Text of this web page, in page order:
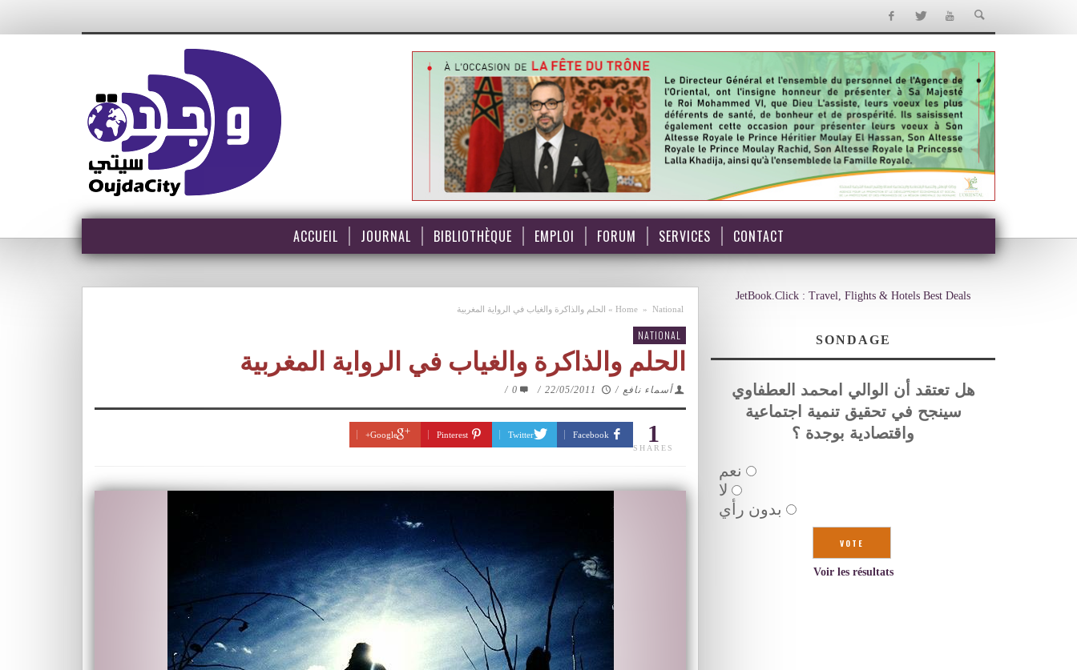
ACCUEIL JOURNAL BIBLIOTHÈQUE EMPLOI FORUM SERVICES CONTACT
Home » National
» الحلم والذاكرة والغياب في الرواية المغربية
NATIONAL
الحلم والذاكرة والغياب في الرواية المغربية
أسماء نافع /
22/05/2011
/
0
/
1
SHARES
Facebook
Twitter
Pinterest
Google+
JetBook.Click : Travel, Flights & Hotels Best Deals
SONDAGE
هل تعتقد أن الوالي امحمد العطفاوي
سينجح في تحقيق تنمية اجتماعية
واقتصادية بوجدة ؟
نعم
لا
بدون رأي
Voir les résultats